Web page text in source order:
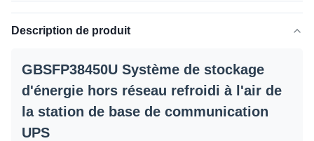
Description de produit
GBSFP38450U Système de stockage
d'énergie hors réseau refroidi à l'air de
la station de base de communication
UPS